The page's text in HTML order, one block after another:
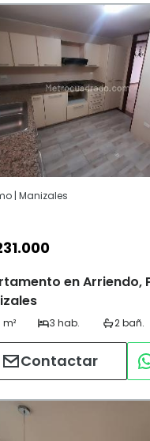
| Manizales
en Arriendo,
Contactar